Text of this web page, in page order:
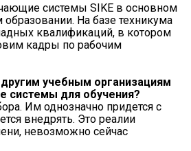
системы SIKE в основном
На базе техникума
квалификаций, в котором
кадры по рабочим
учебным организациям
системы для обучения?
Им однозначно придется с
внедрять. Это реалии
невозможно сейчас